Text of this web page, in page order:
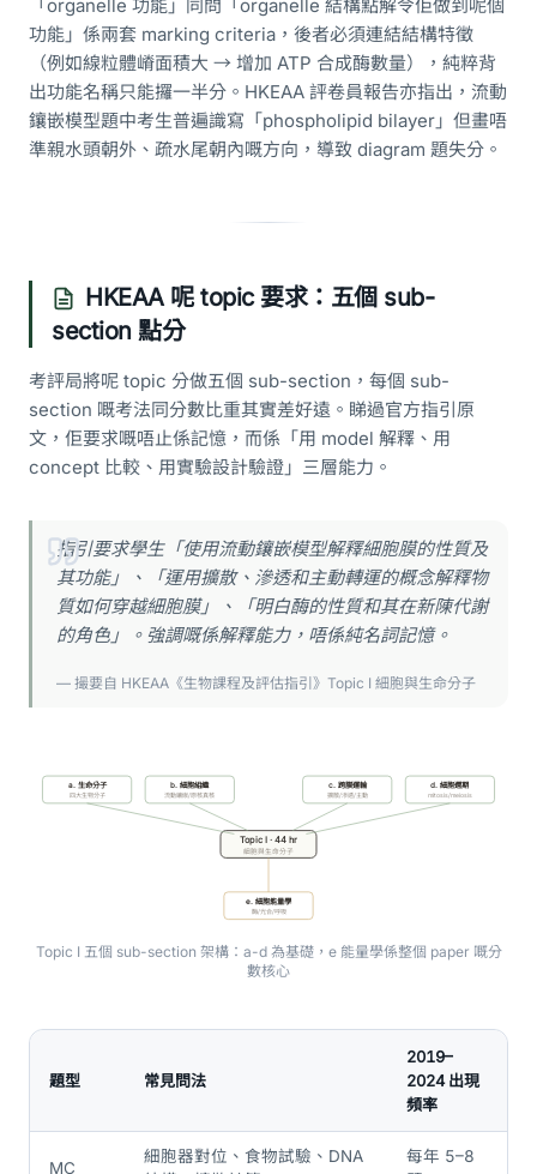
「organelle 功能」同問「organelle 結構點解令佢做到呢個
功能」係兩套 marking criteria，後者必須連結結構特徵
（例如線粒體嵴面積大 → 增加 ATP 合成酶數量），純粹背
出功能名稱只能攞一半分。HKEAA 評卷員報告亦指出，流動
鑲嵌模型題中考生普遍識寫「phospholipid bilayer」但畫唔
準親水頭朝外、疏水尾朝內嘅方向，導致 diagram 題失分。
HKEAA 呢 topic 要求：五個 sub-
section 點分
考評局將呢 topic 分做五個 sub-section，每個 sub-
section 嘅考法同分數比重其實差好遠。睇過官方指引原
文，佢要求嘅唔止係記憶，而係「用 model 解釋、用
concept 比較、用實驗設計驗證」三層能力。
指引要求學生「使用流動鑲嵌模型解釋細胞膜的性質及
其功能」、「運用擴散、滲透和主動轉運的概念解釋物
質如何穿越細胞膜」、「明白酶的性質和其在新陳代謝
的角色」。強調嘅係解釋能力，唔係純名詞記憶。
— 撮要自 HKEAA《生物課程及評估指引》Topic I 細胞與生命分子
Topic I · 44 hr
細胞與生命分子
a. 生命分子
四大生物分子
b. 細胞組織
流動鑲嵌/原核真核
c. 跨膜運輸
擴散/滲透/主動
d. 細胞週期
mitosis/meiosis
e. 細胞能量學
酶/光合/呼吸
Topic I 五個 sub-section 架構：a-d 為基礎，e 能量學係整個 paper 嘅分
數核心
題型 常見問法
2019–
2024 出現
頻率
MC
細胞器對位、食物試驗、DNA
每年 5–8